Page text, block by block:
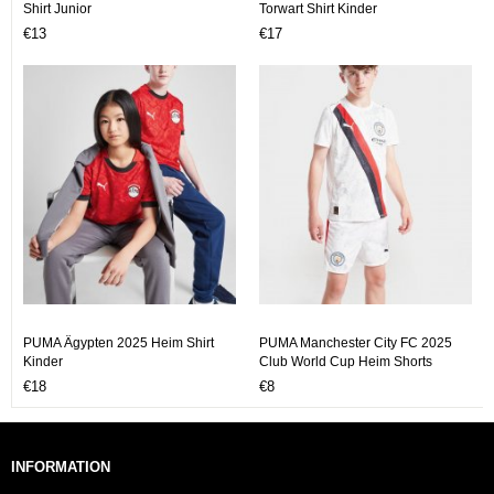
Shirt Junior
€13
Torwart Shirt Kinder
€17
PUMA Ägypten 2025 Heim Shirt
Kinder
€18
PUMA Manchester City FC 2025
Club World Cup Heim Shorts
Kinder
€8
INFORMATION